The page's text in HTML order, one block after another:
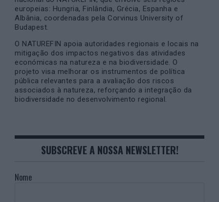
europeias: Hungria, Finlândia, Grécia, Espanha e
Albânia, coordenadas pela Corvinus University of
Budapest.
O NATUREFIN apoia autoridades regionais e locais na
mitigação dos impactos negativos das atividades
económicas na natureza e na biodiversidade. O
projeto visa melhorar os instrumentos de política
pública relevantes para a avaliação dos riscos
associados à natureza, reforçando a integração da
biodiversidade no desenvolvimento regional.
SUBSCREVE A NOSSA NEWSLETTER!
Nome